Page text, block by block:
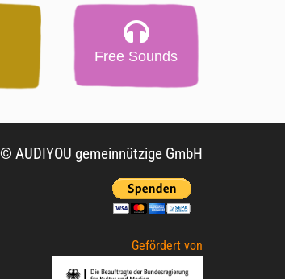
Free Sounds
© AUDIYOU gemeinnützige GmbH
Gefördert von